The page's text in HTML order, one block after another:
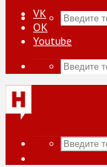
VK
ОК
Youtube